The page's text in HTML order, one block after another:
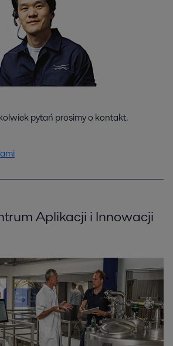
pytań prosimy o kontakt.
Aplikacji i Innowacji